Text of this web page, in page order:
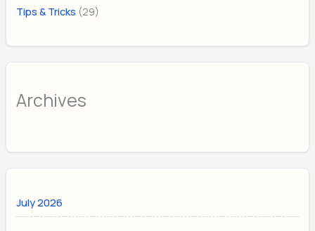
Tips & Tricks (29)
Archives
July 2026